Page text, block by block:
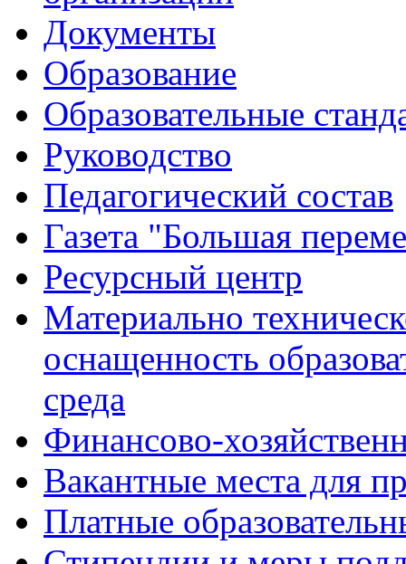
Документы
Образование
Образовательные
Руководство
Педагогический состав
Газета "Большая
Ресурсный центр
Материально
оснащенность
среда
Финансово-
Вакантные места для
Платные